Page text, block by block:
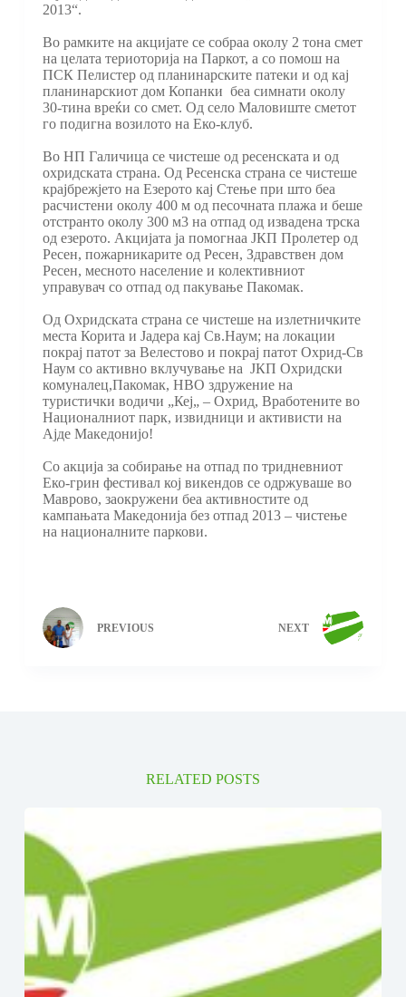
2013“.
Во рамките на акцијате се собраа околу 2 тона смет
на целата териоторија на Паркот, а со помош на
ПСК Пелистер од планинарските патеки и од кај
планинарскиот дом Копанки беа симнати околу
30-тина вреќи со смет. Од село Маловиште сметот
го подигна возилото на Еко-клуб.
Во НП Галичица се чистеше од ресенската и од
охридската страна. Од Ресенска страна се чистеше
крајбрежјето на Езерото кај Стење при што беа
расчистени околу 400 м од песочната плажа и беше
отстранто околу 300 м3 на отпад од извадена трска
од езерото. Акцијата ја помогнаа ЈКП Пролетер од
Ресен, пожарникарите од Ресен, Здравствен дом
Ресен, месното население и колективниот
управувач со отпад од пакување Пакомак.
Од Охридската страна се чистеше на излетничките
места Коритa и Јадера кај Св.Наум; на локации
покрај патот за Велестово и покрај патот Охрид-Св
Наум со активно вклучување на ЈКП Охридски
комуналец,Пакомак, НВО здружение на
туристички водичи „Кеј„ – Охрид, Вработените во
Националниот парк, извидници и активисти на
Ајде Македонијо!
Со акција за собирање на отпад по тридневниот
Еко-грин фестивал кој викендов се одржуваше во
Маврово, заокружени беа активностите од
кампањата Македонија без отпад 2013 – чистење
на националните паркови.
PREVIOUS NEXT
RELATED POSTS